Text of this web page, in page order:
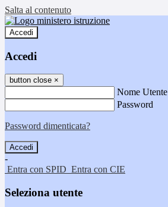
Salta al contenuto
Accedi
Accedi
button close ×
Nome Utente
Password
Password dimenticata?
-
Entra con SPID Entra con CIE
Seleziona utente